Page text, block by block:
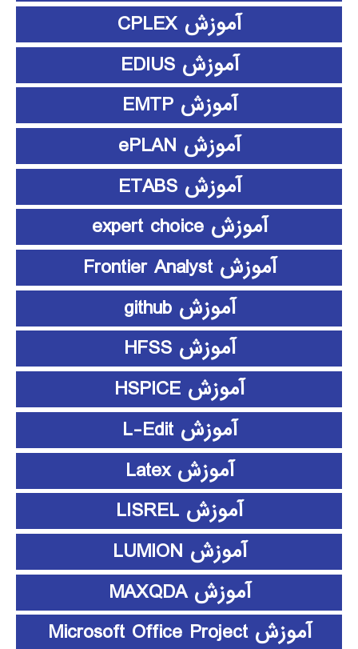
آموزش CPLEX
آموزش EDIUS
آموزش EMTP
آموزش ePLAN
آموزش ETABS
آموزش expert choice
آموزش Frontier Analyst
آموزش github
آموزش HFSS
آموزش HSPICE
آموزش L-Edit
آموزش Latex
آموزش LISREL
آموزش LUMION
آموزش MAXQDA
آموزش Microsoft Office Project